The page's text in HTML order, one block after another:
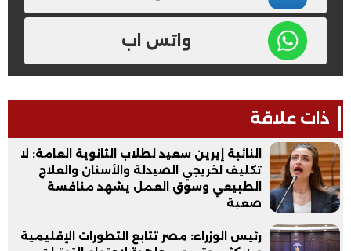
واتس اب
ذات علاقة
النائبة إيرين سعيد لطلاب الثانوية العامة: لا
تكليف لخريجي الصيدلة والأسنان والعلاج
الطبيعي وسوق العمل يشهد منافسة
صعبة
رئيس الوزراء: مصر تتابع التطورات الإقليمية